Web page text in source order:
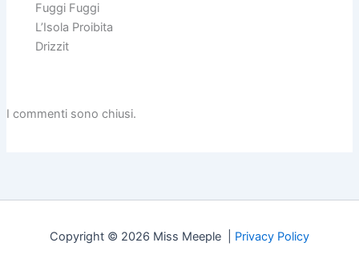
Fuggi Fuggi
L’Isola Proibita
Drizzit
I commenti sono chiusi.
Copyright © 2026 Miss Meeple | Privacy Policy